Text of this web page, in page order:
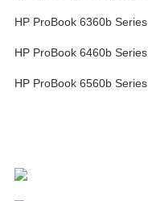
HP ProBook 6360b Series
HP ProBook 6460b Series
HP ProBook 6560b Series